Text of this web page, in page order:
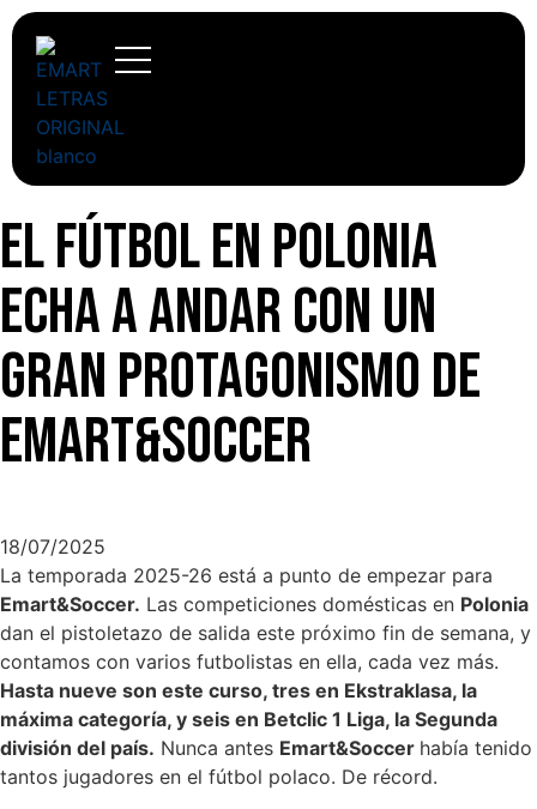
El fútbol en Polonia
echa a andar con un
gran protagonismo de
Emart&Soccer
18/07/2025
La temporada 2025-26 está a punto de empezar para
Emart&Soccer. Las competiciones domésticas en Polonia
dan el pistoletazo de salida este próximo fin de semana, y
contamos con varios futbolistas en ella, cada vez más.
Hasta nueve son este curso, tres en Ekstraklasa, la
máxima categoría, y seis en Betclic 1 Liga, la Segunda
división del país. Nunca antes Emart&Soccer había tenido
tantos jugadores en el fútbol polaco. De récord.